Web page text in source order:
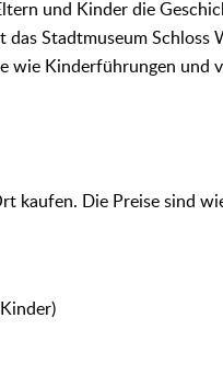
und Kinder die
Stadtmuseum Schloss
wie Kinderführungen und
kaufen. Die Preise sind